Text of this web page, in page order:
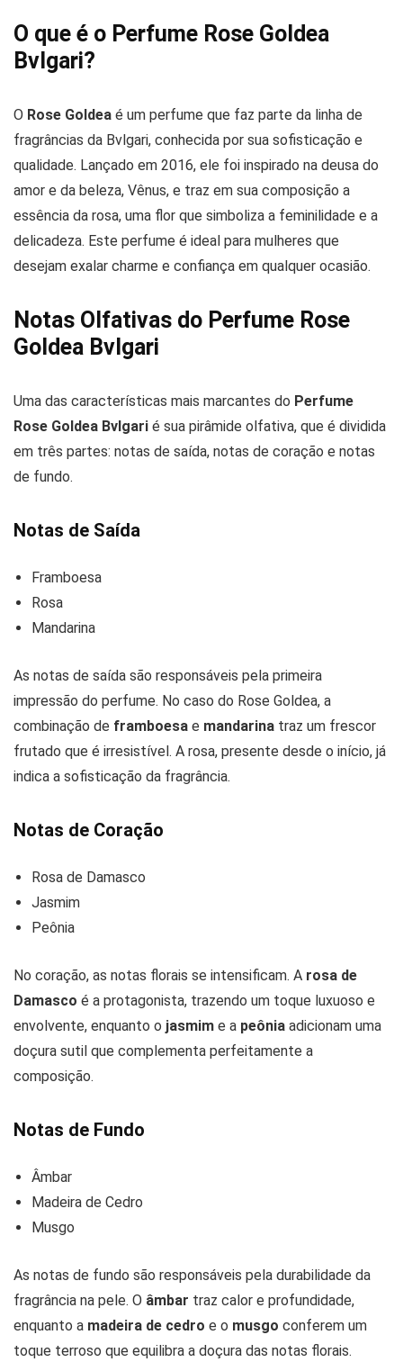
O que é o Perfume Rose Goldea
Bvlgari?
O Rose Goldea é um perfume que faz parte da linha de
fragrâncias da Bvlgari, conhecida por sua sofisticação e
qualidade. Lançado em 2016, ele foi inspirado na deusa do
amor e da beleza, Vênus, e traz em sua composição a
essência da rosa, uma flor que simboliza a feminilidade e a
delicadeza. Este perfume é ideal para mulheres que
desejam exalar charme e confiança em qualquer ocasião.
Notas Olfativas do Perfume Rose
Goldea Bvlgari
Uma das características mais marcantes do Perfume
Rose Goldea Bvlgari é sua pirâmide olfativa, que é dividida
em três partes: notas de saída, notas de coração e notas
de fundo.
Notas de Saída
Framboesa
Rosa
Mandarina
As notas de saída são responsáveis pela primeira
impressão do perfume. No caso do Rose Goldea, a
combinação de framboesa e mandarina traz um frescor
frutado que é irresistível. A rosa, presente desde o início, já
indica a sofisticação da fragrância.
Notas de Coração
Rosa de Damasco
Jasmim
Peônia
No coração, as notas florais se intensificam. A rosa de
Damasco é a protagonista, trazendo um toque luxuoso e
envolvente, enquanto o jasmim e a peônia adicionam uma
doçura sutil que complementa perfeitamente a
composição.
Notas de Fundo
Âmbar
Madeira de Cedro
Musgo
As notas de fundo são responsáveis pela durabilidade da
fragrância na pele. O âmbar traz calor e profundidade,
enquanto a madeira de cedro e o musgo conferem um
toque terroso que equilibra a doçura das notas florais.